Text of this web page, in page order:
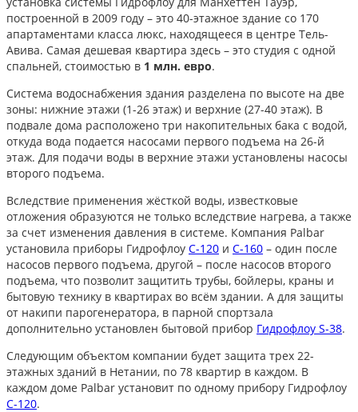
построенной в 2009 году – это 40-этажное здание со 170
апартаментами класса люкс, находящееся в центре Тель-
Авива. Самая дешевая квартира здесь – это студия с одной
спальней, стоимостью в 1 млн. евро.
Система водоснабжения здания разделена по высоте на две
зоны: нижние этажи (1-26 этаж) и верхние (27-40 этаж). В
подвале дома расположено три накопительных бака с водой,
откуда вода подается насосами первого подъема на 26-й
этаж. Для подачи воды в верхние этажи установлены насосы
второго подъема.
Вследствие применения жёсткой воды, известковые
отложения образуются не только вследствие нагрева, а также
за счет изменения давления в системе. Компания Palbar
установила приборы Гидрофлоу C-120 и C-160 – один после
насосов первого подъема, другой – после насосов второго
подъема, что позволит защитить трубы, бойлеры, краны и
бытовую технику в квартирах во всём здании. А для защиты
от накипи парогенератора, в парной спортзала
дополнительно установлен бытовой прибор Гидрофлоу S-38.
Следующим объектом компании будет защита трех 22-
этажных зданий в Нетании, по 78 квартир в каждом. В
каждом доме Palbar установит по одному прибору Гидрофлоу
C-120.